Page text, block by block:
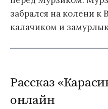
забрался на колени к
калачиком и
Рассказ
онлайн